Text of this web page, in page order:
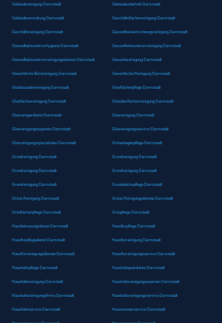
Gebäudereinigung Darmstadt Gebäudeunterhalt Darmstadt
Gebäudeverwaltung Darmstadt Geschäftsflächenreinigung Darmstadt
Geschäftsreinigung Darmstadt Gesundheitseinrichtungsreinigung Darmstadt
Gesundheitszentrumhygiene Darmstadt Gesundheitszentrumreinigung Darmstadt
Gesundheitszentrumreinigungsdienste Darmstadt Gewerbereinigung Darmstadt
Gewerbliche Büroreinigung Darmstadt Gewerbliche Reinigung Darmstadt
Glasfassadenreinigung Darmstadt Glasflächenpflege Darmstadt
Glasflächenreinigung Darmstadt Glasoberflächenreinigung Darmstadt
Glasreinigerdienst Darmstadt Glasreinigung Darmstadt
Glasreinigungsexperten Darmstadt Glasreinigungsservice Darmstadt
Glasreinigungsspezialisten Darmstadt Grünanlagenpflege Darmstadt
Grundreinigung Darmstadt Grundreinigung Darmstadt
Grundreinigung Darmstadt Grundreinigung Darmstadt
Grundreinigung Darmstadt Grundstückspflege Darmstadt
Grüne Reinigung Darmstadt Grüne Reinigungsdienste Darmstadt
Grünflächenpflege Darmstadt Grünpflege Darmstadt
Hausbetreuungsdienst Darmstadt Hausflurpflege Darmstadt
Hausflurpflegedienst Darmstadt Hausflurreinigung Darmstadt
Hausflurreinigungsdienste Darmstadt Hausflurreinigungsservice Darmstadt
Haushaltspflege Darmstadt Haushaltsputzdienst Darmstadt
Haushaltsreinigung Darmstadt Haushaltsreinigungsexperten Darmstadt
Haushaltsreinigungsfirma Darmstadt Haushaltsreinigungsservice Darmstadt
Haushaltsservice Darmstadt Hausmeisterservice Darmstadt